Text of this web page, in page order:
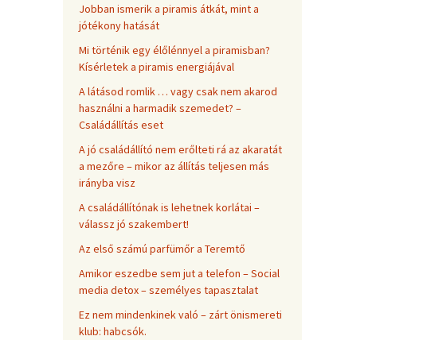
Jobban ismerik a piramis átkát, mint a
jótékony hatását
Mi történik egy élőlénnyel a piramisban?
Kísérletek a piramis energiájával
A látásod romlik … vagy csak nem akarod
használni a harmadik szemedet? –
Családállítás eset
A jó családállító nem erőlteti rá az akaratát
a mezőre – mikor az állítás teljesen más
irányba visz
A családállítónak is lehetnek korlátai –
válassz jó szakembert!
Az első számú parfümőr a Teremtő
Amikor eszedbe sem jut a telefon – Social
media detox – személyes tapasztalat
Ez nem mindenkinek való – zárt önismereti
klub: habcsók.